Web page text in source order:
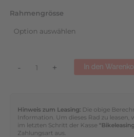
Rahmengrösse
- + In den
Hinweis zum Leasing: Die obige
Information. Um dieses Rad zu leasen,
im letzten Schritt der Kasse
Zahlungsart aus.